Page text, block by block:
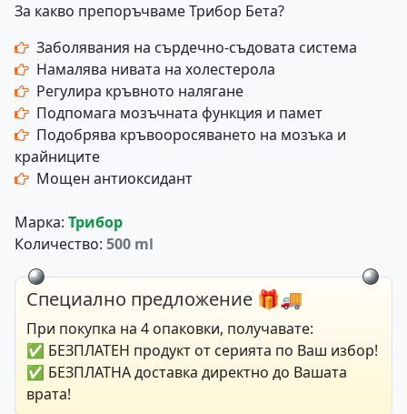
За какво препоръчваме Трибор Бета?
Заболявания на сърдечно-съдовата система
Намалява нивата на холестерола
Регулира кръвното налягане
Подпомага мозъчната функция и памет
Подобрява кръвооросяването на мозъка и
крайниците
Мощен антиоксидант
Марка: Трибор
Количество: 500 ml
Специално предложение 🎁🚚
При покупка на 4 опаковки, получавате:
✅ БЕЗПЛАТЕН продукт от серията по Ваш избор!
✅ БЕЗПЛАТНА доставка директно до Вашата
врата!